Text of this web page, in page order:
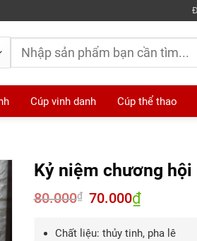
Tìm
kiếm:
Cúp vinh danh Cúp thể thao
Kỷ niệm chương hội
80.000₫ Giá
gốc
70.000₫Giá
hiện
70.000₫.
Chất liệu: thủy tinh, pha lê